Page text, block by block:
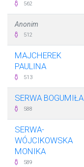
562
Anonim
512
MAJCHEREK
PAULINA
513
SERWA BOGUMIŁA
588
SERWA-
WÓJCIKOWSKA
MONIKA
589